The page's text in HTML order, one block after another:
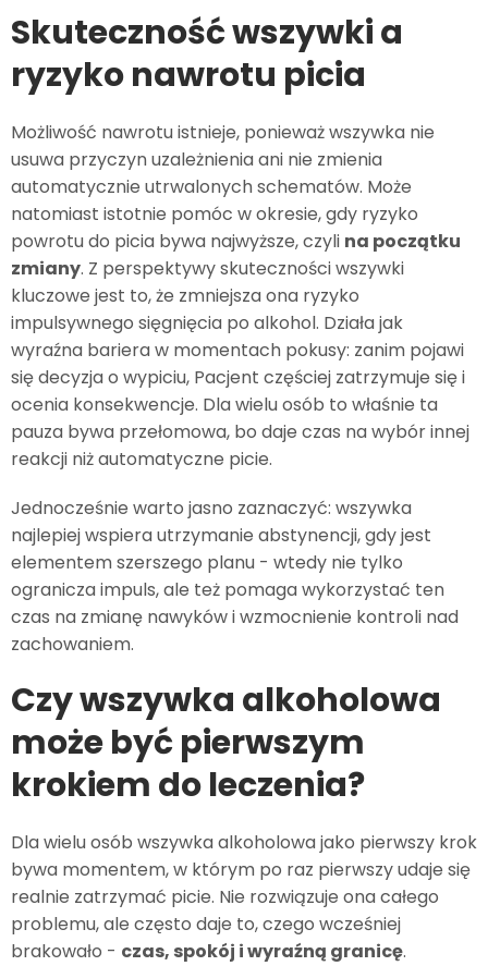
Skuteczność wszywki a
ryzyko nawrotu picia
Możliwość nawrotu istnieje, ponieważ wszywka nie
usuwa przyczyn uzależnienia ani nie zmienia
automatycznie utrwalonych schematów. Może
natomiast istotnie pomóc w okresie, gdy ryzyko
powrotu do picia bywa najwyższe, czyli na początku
zmiany. Z perspektywy skuteczności wszywki
kluczowe jest to, że zmniejsza ona ryzyko
impulsywnego sięgnięcia po alkohol. Działa jak
wyraźna bariera w momentach pokusy: zanim pojawi
się decyzja o wypiciu, Pacjent częściej zatrzymuje się i
ocenia konsekwencje. Dla wielu osób to właśnie ta
pauza bywa przełomowa, bo daje czas na wybór innej
reakcji niż automatyczne picie.
Jednocześnie warto jasno zaznaczyć: wszywka
najlepiej wspiera utrzymanie abstynencji, gdy jest
elementem szerszego planu - wtedy nie tylko
ogranicza impuls, ale też pomaga wykorzystać ten
czas na zmianę nawyków i wzmocnienie kontroli nad
zachowaniem.
Czy wszywka alkoholowa
może być pierwszym
krokiem do leczenia?
Dla wielu osób wszywka alkoholowa jako pierwszy krok
bywa momentem, w którym po raz pierwszy udaje się
realnie zatrzymać picie. Nie rozwiązuje ona całego
problemu, ale często daje to, czego wcześniej
brakowało - czas, spokój i wyraźną granicę.